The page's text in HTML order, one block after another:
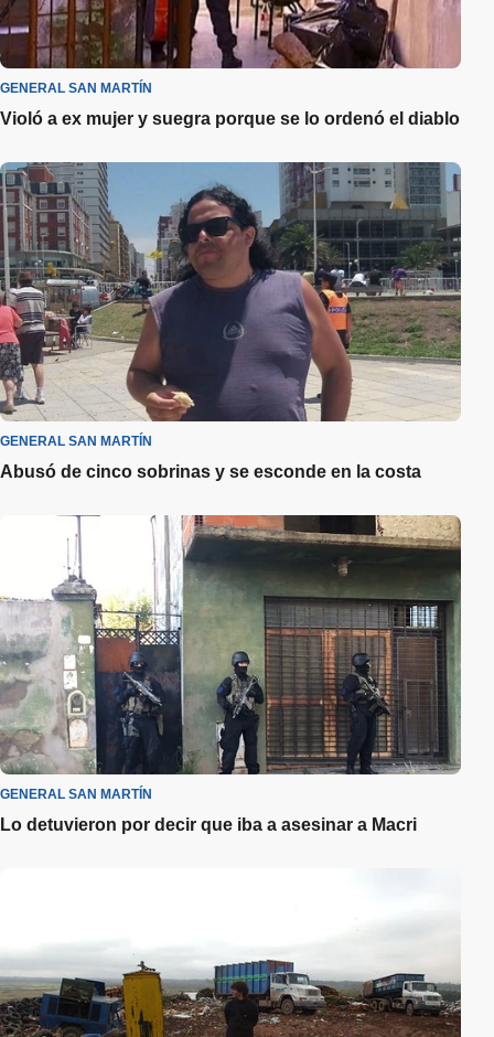
GENERAL SAN MARTÍN
Violó a ex mujer y suegra porque se lo ordenó el diablo
GENERAL SAN MARTÍN
Abusó de cinco sobrinas y se esconde en la costa
GENERAL SAN MARTÍN
Lo detuvieron por decir que iba a asesinar a Macri